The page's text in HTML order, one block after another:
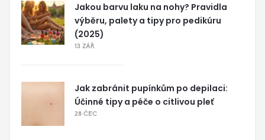
Jakou barvu laku na nohy? Pravidla
výběru, palety a tipy pro pedikúru
(2025)
13 ZÁŘ
Jak zabránit pupínkům po depilaci:
Účinné tipy a péče o citlivou pleť
28 ČEC